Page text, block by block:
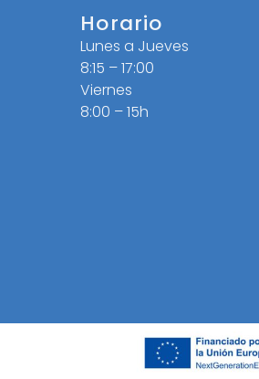
Horario
Lunes a Jueves
8:15 – 17:00
Viernes
8:00 – 15h